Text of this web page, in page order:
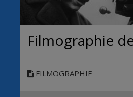
Filmographie
FILMOGRAPHIE